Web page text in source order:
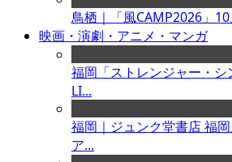
鳥栖｜「風CAMP2026」
映画・演劇・アニメ・マンガ
福岡「ストレンジャー・シ
LI...
福岡｜ジュンク堂書店 福
ア...